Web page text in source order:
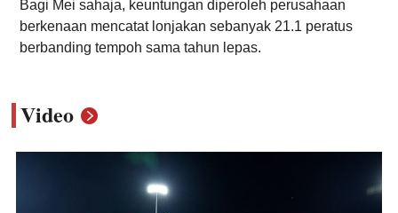
Bagi Mei sahaja, keuntungan diperoleh perusahaan
berkenaan mencatat lonjakan sebanyak 21.1 peratus
berbanding tempoh sama tahun lepas.
Video